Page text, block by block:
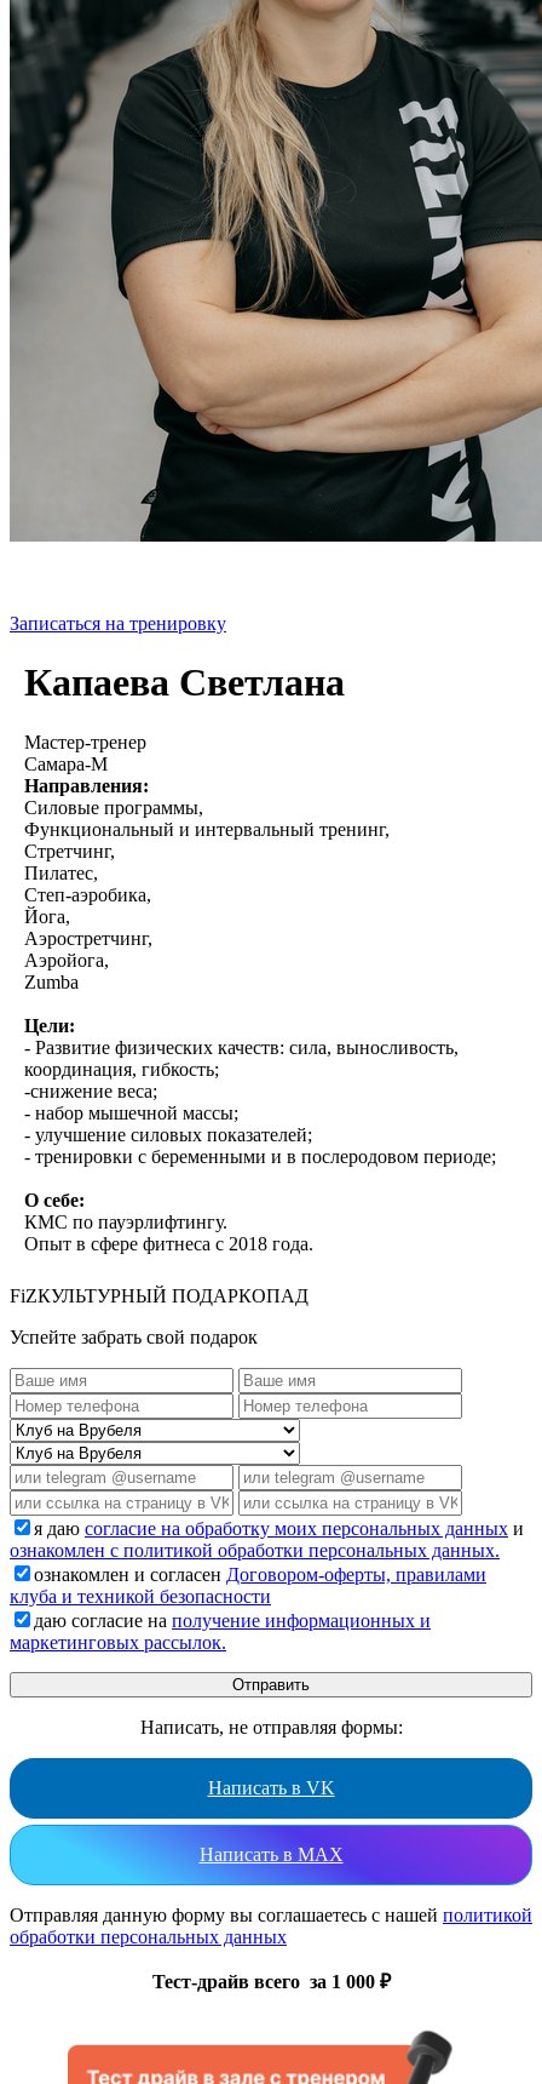
Записаться на тренировку
Капаева Светлана
Мастер-тренер
Самара-М
Направления:
Силовые программы,
Функциональный и интервальный тренинг,
Стретчинг,
Пилатес,
Степ-аэробика,
Йога,
Аэростретчинг,
Аэройога,
Zumba
Цели:
- Развитие физических качеств: сила, выносливость,
координация, гибкость;
-снижение веса;
- набор мышечной массы;
- улучшение силовых показателей;
- тренировки с беременными и в послеродовом периоде;
О себе:
КМС по пауэрлифтингу.
Опыт в сфере фитнеса с 2018 года.
FiZКУЛЬТУРНЫЙ ПОДАРКОПАД
Успейте забрать свой подарок
я даю согласие на обработку моих персональных данных и
ознакомлен с политикой обработки персональных данных.
ознакомлен и согласен Договором-оферты, правилами
клуба и техникой безопасности
даю согласие на получение информационных и
маркетинговых рассылок.
Написать, не отправляя формы:
Написать в VK
Написать в MAX
Отправляя данную форму вы соглашаетесь с нашей политикой
обработки персональных данных
Тест-драйв всего за 1 000 ₽